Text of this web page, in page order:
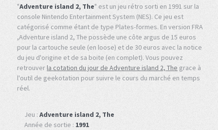
"Adventure island 2, The" est un jeu rétro sorti en 1991 sur la
console Nintendo Entertainment System (NES). Ce jeu est
catégorisé comme étant de type Plates-formes. En version FRA
,Adventure island 2, The possède une côte argus de 15 euros
pour la cartouche seule (en loose) et de 30 euros avec la notice
du jeu d'origine et de sa boite (en complet). Vous pouvez
retrouverla cotation du jour de Adventure island 2, The grace à
l'outil de geekotation pour suivre le cours du marché en temps
réel.
Jeu : Adventure island 2, The
Année de sortie : 1991